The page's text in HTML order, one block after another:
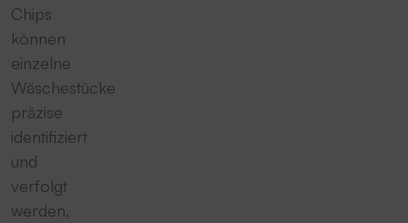
Chips
können
einzelne
Wäschestücke
präzise
identifiziert
und
verfolgt
werden,